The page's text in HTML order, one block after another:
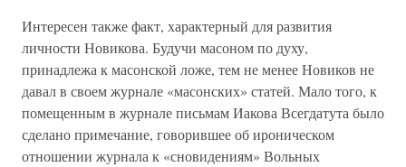
Интересен также факт, характерный для развития
личности Новикова. Будучи масоном по духу,
принадлежа к масонской ложе, тем не менее Новиков не
давал в своем журнале «масонских» статей. Мало того, к
помещенным в журнале письмам Иакова Всегдатута было
сделано примечание, говорившее об ироническом
отношении журнала к «сновидениям» Вольных